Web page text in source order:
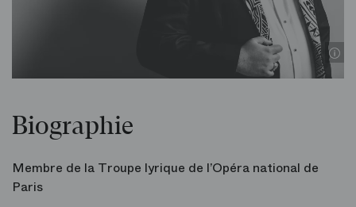
Biographie
Membre de la Troupe lyrique de l’Opéra national de
Paris